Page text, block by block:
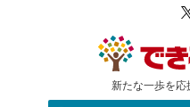
新たな一歩を応